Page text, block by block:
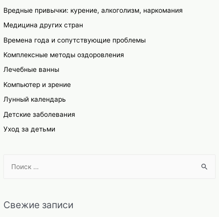
Вредные привычки: курение, алкоголизм, наркомания
Медицина других стран
Времена года и сопутствующие проблемы
Комплексные методы оздоровления
Лечебные ванны
Компьютер и зрение
Лунный календарь
Детские заболевания
Уход за детьми
r
Свежие записи